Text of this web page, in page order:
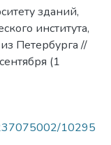
зданий,
института,
Петербурга //
(1
10295